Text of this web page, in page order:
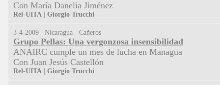
Con María Danelia Jiménez
Rel-UITA| Giorgio Trucchi
3-4-2009 Nicaragua - Cañeros
Grupo Pellas: Una vergonzosa insensibilidad
ANAIRC cumple un mes de lucha en Managua
Con Juan Jesús Castellón
Rel-UITA| Giorgio Trucchi